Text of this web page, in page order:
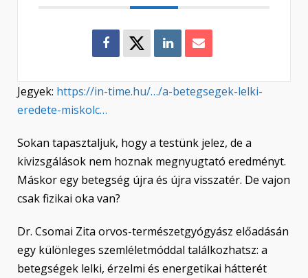
Jegyek: https://in-time.hu/…/a-betegsegek-lelki-
eredete-miskolc…
Sokan tapasztaljuk, hogy a testünk jelez, de a
kivizsgálások nem hoznak megnyugtató eredményt.
Máskor egy betegség újra és újra visszatér. De vajon
csak fizikai oka van?
Dr. Csomai Zita orvos-természetgyógyász előadásán
egy különleges szemléletmóddal találkozhatsz: a
betegségek lelki, érzelmi és energetikai hátterét